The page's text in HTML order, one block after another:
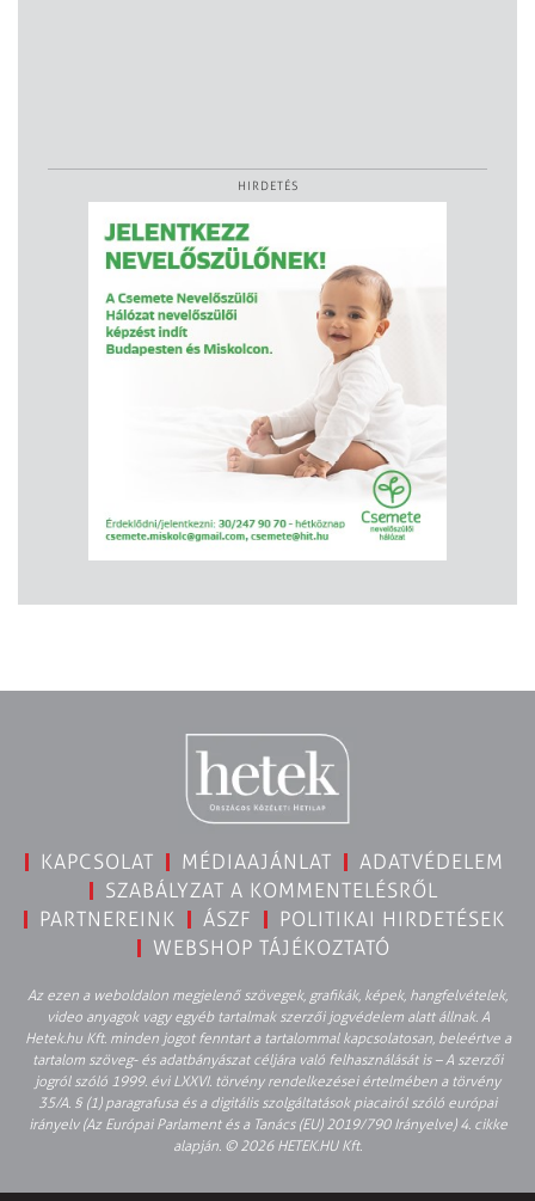
HIRDETÉS
KAPCSOLAT MÉDIAAJÁNLAT
ADATVÉDELEM
SZABÁLYZAT A KOMMENTELÉSRŐL
PARTNEREINK
ÁSZF
POLITIKAI HIRDETÉSEK
WEBSHOP TÁJÉKOZTATÓ
Az ezen a weboldalon megjelenő szövegek, grafikák, képek, hangfelvételek,
video anyagok vagy egyéb tartalmak szerzői jogvédelem alatt állnak. A
Hetek.hu Kft. minden jogot fenntart a tartalommal kapcsolatosan, beleértve a
tartalom szöveg- és adatbányászat céljára való felhasználását is – A szerzői
jogról szóló 1999. évi LXXVI. törvény rendelkezései értelmében a törvény
35/A. § (1) paragrafusa és a digitális szolgáltatások piacairól szóló európai
irányelv (Az Európai Parlament és a Tanács (EU) 2019/790 Irányelve) 4. cikke
alapján. © 2026 HETEK.HU Kft.